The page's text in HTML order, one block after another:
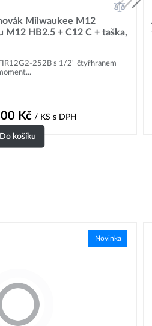
Milwaukee M12
M12 HB2.5 + C12 C + taška,
252B s 1/2" čtyřhranem
Kč/ KS s DPH
Do košíku
Novinka